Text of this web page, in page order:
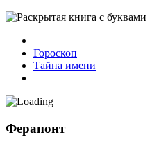
Гороскоп
Тайна имени
Ферапонт